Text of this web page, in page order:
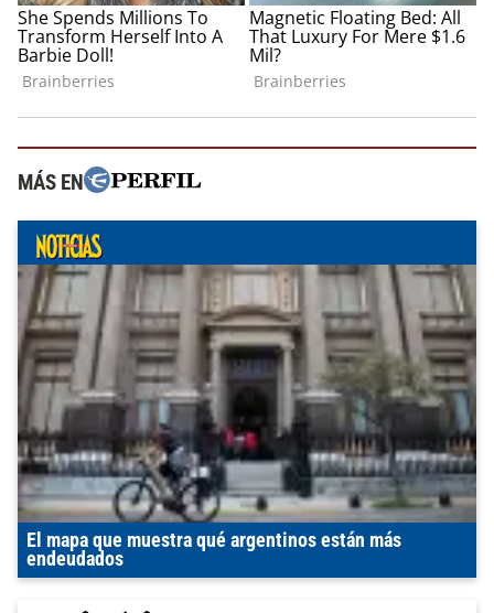
MÁS EN
El mapa que muestra qué argentinos están más
endeudados